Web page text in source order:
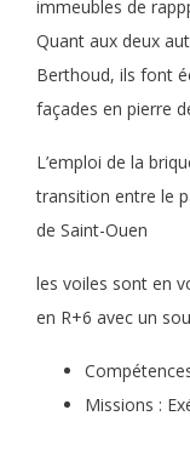
immeubles de
Quant aux deux
Berthoud, ils font
façades en pierre
L’emploi de la
transition entre le
de Saint-Ouen
les voiles sont en
en R+6 avec un
Missions :